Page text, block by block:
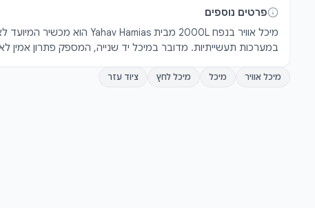
פרטים נוספים
במערכות תעשייתיות. מדובר במיכל יד שנייה, המספק פתרון אמין
מיכל אוויר מיכל מיכל לחץ ציוד עזר